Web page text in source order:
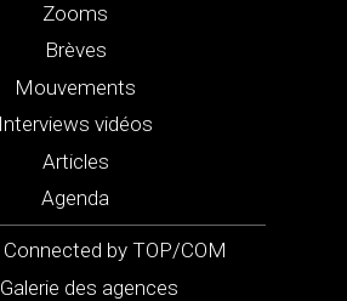
Zooms
Brèves
Mouvements
Interviews vidéos
Articles
Agenda
Connected by TOP/COM
des agences